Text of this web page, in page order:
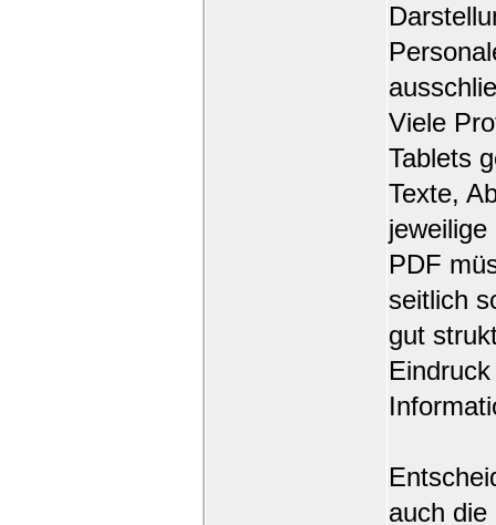
Viele
Tablets
Texte,
PDF
seitlich
gut
auch die